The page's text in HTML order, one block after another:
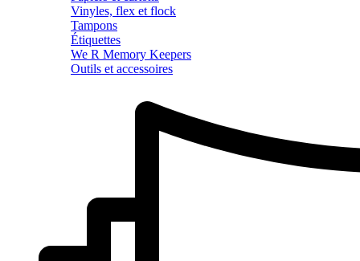
Vinyles, flex et flock
Tampons
Étiquettes
We R Memory Keepers
Outils et accessoires